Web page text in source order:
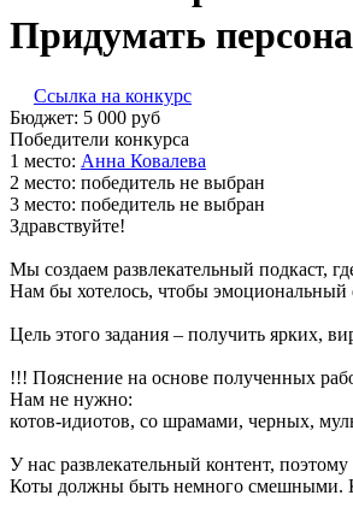
Придумать
Ссылка на конкурс
Бюджет: 5 000 руб
Победители конкурса
1 место: Ан­на Ко­вале­ва
2 место: победитель не выбран
3 место: победитель не выбран
Здравствуйте!
Мы создаем развлекательный подкаст,
Нам бы хотелось, чтобы эмоциональный
Цель этого задания – получить ярких,
!!! Пояснение на основе полученных
Нам не нужно:
котов-идиотов, со шрамами, черных,
У нас развлекательный контент,
Коты должны быть немного смешными.